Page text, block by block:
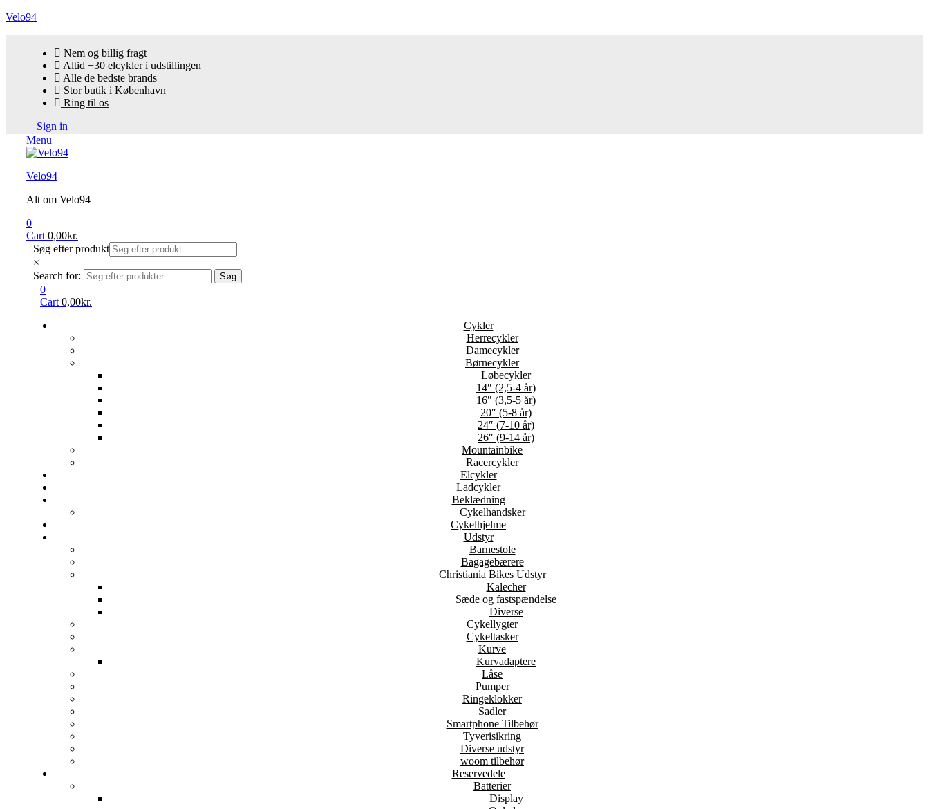
Velo94
Nem og billig fragt
Altid +30 elcykler i udstillingen
Alle de bedste brands
Stor butik i København
Ring til os
Sign in
Menu
Velo94
Alt om Velo94
0
Cart 0,00kr.
Søg efter produkt
×
Search for:
Søg
0
Cart 0,00kr.
Cykler
Herrecykler
Damecykler
Børnecykler
Løbecykler
14″ (2,5-4 år)
16″ (3,5-5 år)
20″ (5-8 år)
24″ (7-10 år)
26″ (9-14 år)
Mountainbike
Racercykler
Elcykler
Ladcykler
Beklædning
Cykelhandsker
Cykelhjelme
Udstyr
Barnestole
Bagagebærere
Christiania Bikes Udstyr
Kalecher
Sæde og fastspændelse
Diverse
Cykellygter
Cykeltasker
Kurve
Kurvadaptere
Låse
Pumper
Ringeklokker
Sadler
Smartphone Tilbehør
Tyverisikring
Diverse udstyr
woom tilbehør
Reservedele
Batterier
Display